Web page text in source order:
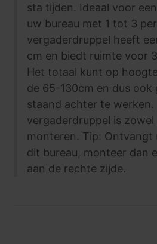
sta tijden. Ideaal voor
uw bureau met 1 tot 3
vergaderdruppel heeft
cm en biedt ruimte voor
Het totaal kunt op
de 65-130cm en dus ook
staand achter te werken.
vergaderdruppel is
monteren. Tip: Ontvangt
dit bureau, monteer dan
aan de rechte zijde.